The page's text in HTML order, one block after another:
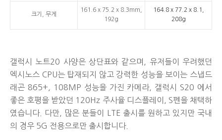
크기, 무게
161.6 x 75.2 x 8.3mm,
192g
164.8 x 77.2 x 8.1,
208g
갤럭시 노트20 사양은 상단표와 같으며, 유저들이 우려했던
엑시노스 CPU는 탑재되지 않고 강력한 성능을 보이는 스냅드
래곤 865+, 108MP 성능을 가진 카메라, 갤럭시 S20 에서
좋은 호평을 받았던 120Hz 주사율 디스플레이, S펜을 채택하
였습니다. 다만, 많은 분들이 LTE 출시를 원하고 있지만 국내
의 경우 5G 전용으로만 출시합니다.